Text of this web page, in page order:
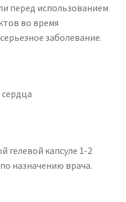
перед использованием
во время
заболевание.
гелевой капсуле 1-2
назначению врача.